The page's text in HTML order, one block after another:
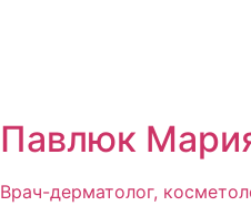
Павлюк
Врач-дерматолог,